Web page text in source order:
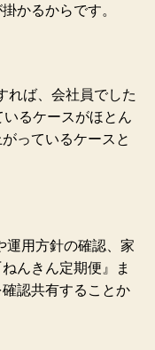
かるからです。
れば、会社員でした
るケースがほとん
っているケースと
運用方針の確認、家
んきん定期便』ま
認共有することか